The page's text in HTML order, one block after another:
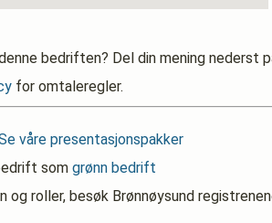
bedriften? Del din mening nederst
for omtaleregler.
våre presentasjonspakker
som grønn bedrift
og roller, besøk Brønnøysund